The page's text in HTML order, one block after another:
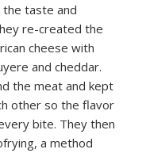
the taste and
re-created the
cheese with
and cheddar.
the meat and kept
other so the flavor
bite. They then
a method